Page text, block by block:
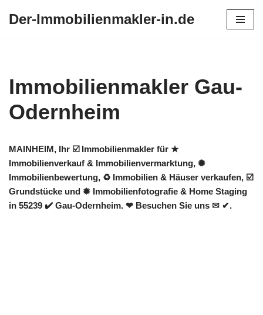
Der-Immobilienmakler-in.de
Immobilienmakler Gau-
Odernheim
MAINHEIM, Ihr ☑️ Immobilienmakler für ★
Immobilienverkauf & Immobilienvermarktung, ✺
Immobilienbewertung, ♻ Immobilien & Häuser verkaufen, ☑️
Grundstücke und ✹ Immobilienfotografie & Home Staging
in 55239 ✔️ Gau-Odernheim. ❤ Besuchen Sie uns ✉ ✔.